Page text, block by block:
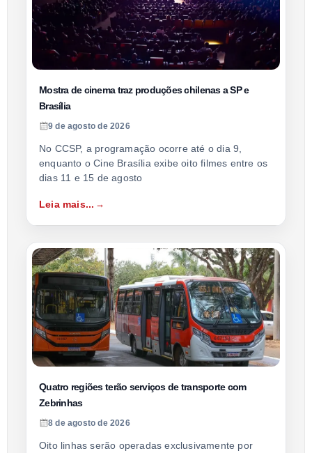
Mostra de cinema traz produções chilenas a SP e
Brasília
9 de agosto de 2026
No CCSP, a programação ocorre até o dia 9,
enquanto o Cine Brasília exibe oito filmes entre os
dias 11 e 15 de agosto
Leia mais...
Quatro regiões terão serviços de transporte com
Zebrinhas
8 de agosto de 2026
Oito linhas serão operadas exclusivamente por